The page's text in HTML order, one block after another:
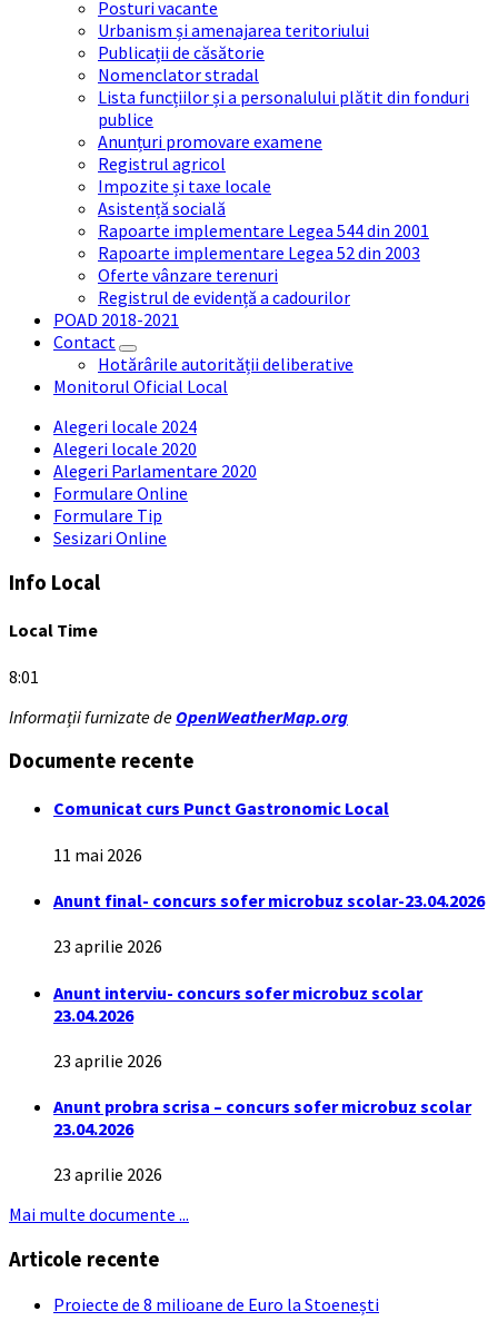
Posturi vacante
Urbanism și amenajarea teritoriului
Publicații de căsătorie
Nomenclator stradal
Lista funcțiilor și a personalului plătit din fonduri
publice
Anunțuri promovare examene
Registrul agricol
Impozite și taxe locale
Asistență socială
Rapoarte implementare Legea 544 din 2001
Rapoarte implementare Legea 52 din 2003
Oferte vânzare terenuri
Registrul de evidență a cadourilor
POAD 2018-2021
Contact
Hotărârile autorității deliberative
Monitorul Oficial Local
Alegeri locale 2024
Alegeri locale 2020
Alegeri Parlamentare 2020
Formulare Online
Formulare Tip
Sesizari Online
Info Local
Local Time
8:01
Informații furnizate de OpenWeatherMap.org
Documente recente
Comunicat curs Punct Gastronomic Local
11 mai 2026
Anunt final- concurs sofer microbuz scolar-23.04.2026
23 aprilie 2026
Anunt interviu- concurs sofer microbuz scolar
23.04.2026
23 aprilie 2026
Anunt probra scrisa – concurs sofer microbuz scolar
23.04.2026
23 aprilie 2026
Mai multe documente ...
Articole recente
Proiecte de 8 milioane de Euro la Stoenești